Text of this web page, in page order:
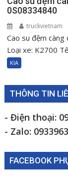
0S08334840
truckvietnam
Cao su đệm
Loại xe: K2700
KIA
THÔNG TIN
- Điện thoại:
- Zalo:
FACEBOOK